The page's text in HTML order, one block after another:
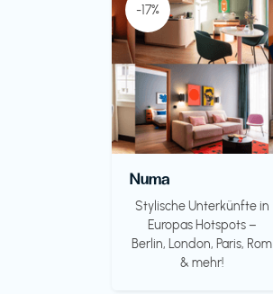
-17%
Numa
Stylische Unterkünfte in
Europas Hotspots –
Berlin, London, Paris, Rom
& mehr!